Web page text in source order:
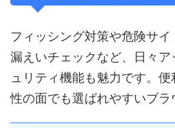
フィッシング対策や危険サ
漏えいチェックなど、日々
ュリティ機能も魅力です。
性の面でも選ばれやすいブラ